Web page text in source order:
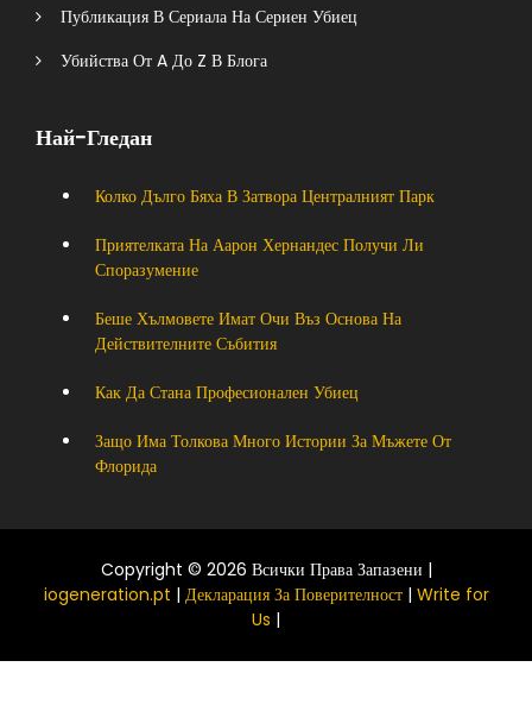
Публикация В Сериала На Сериен Убиец
Убийства От A До Z В Блога
Най-Гледан
Колко Дълго Бяха В Затвора Централният Парк
Приятелката На Аарон Хернандес Получи Ли
Споразумение
Беше Хълмовете Имат Очи Въз Основа На
Действителните Събития
Как Да Стана Професионален Убиец
Защо Има Толкова Много Истории За Мъжете От
Флорида
Copyright © 2026 Всички Права Запазени |
iogeneration.pt | Декларация За Поверителност| Write for
Us |